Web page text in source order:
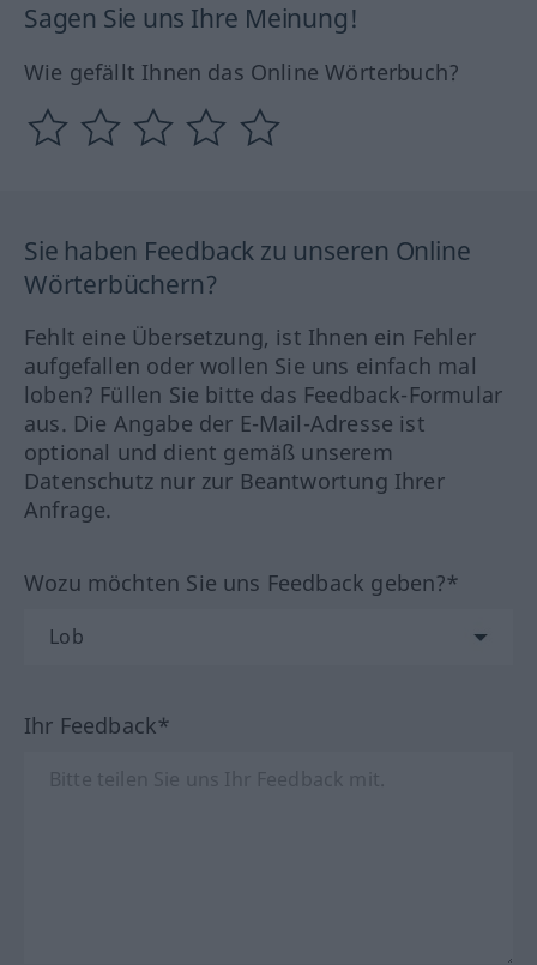
Sagen Sie uns Ihre Meinung!
Wie gefällt Ihnen das Online Wörterbuch?
Sie haben Feedback zu unseren Online
Wörterbüchern?
Fehlt eine Übersetzung, ist Ihnen ein Fehler
aufgefallen oder wollen Sie uns einfach mal
loben? Füllen Sie bitte das Feedback-Formular
aus. Die Angabe der E-Mail-Adresse ist
optional und dient gemäß unserem
Datenschutz nur zur Beantwortung Ihrer
Anfrage.
Wozu möchten Sie uns Feedback geben?*
Ihr Feedback*